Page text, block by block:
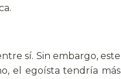
sí. Sin embargo, este
el egoísta tendría más